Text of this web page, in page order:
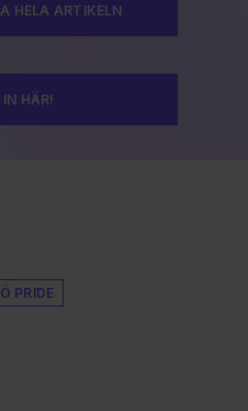
HELA ARTIKELN
HÄR!
PRIDE